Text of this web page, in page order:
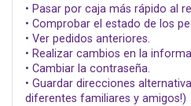
• Pasar por caja más rápido al
• Comprobar el estado de los
• Ver pedidos anteriores.
• Realizar cambios en la
• Cambiar la contraseña.
• Guardar direcciones
diferentes familiares y amigos!)